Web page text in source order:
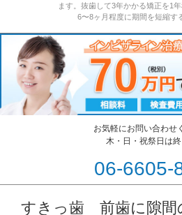
ます。抜歯して3年かかる矯正を1
6〜8ヶ月程度に期間を短縮す
お気軽にお問い合わせ
木・日・祝祭日は
06-6605-
コンテンツに移動
すきっ歯 前歯に隙間